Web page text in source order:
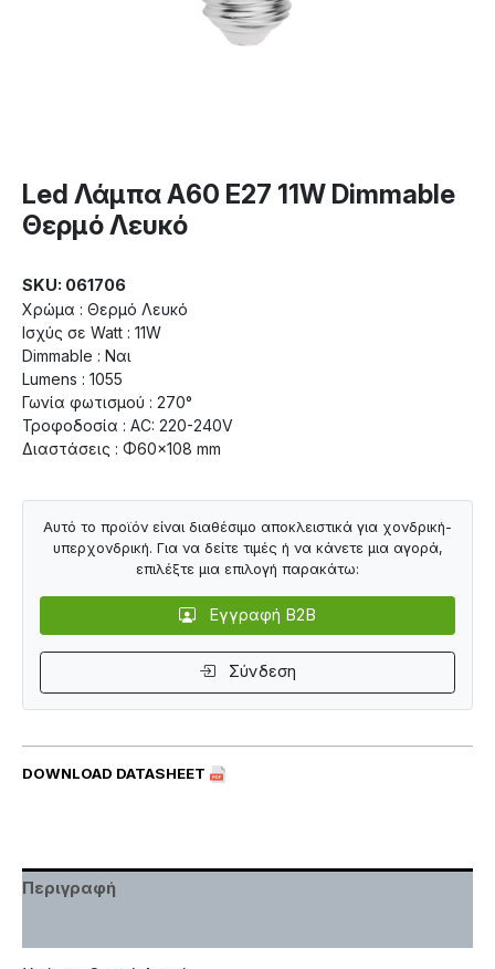
Led Λάμπα A60 E27 11W Dimmable
Θερμό Λευκό
SKU: 061706
Χρώμα : Θερμό Λευκό
Ισχύς σε Watt : 11W
Dimmable : Ναι
Lumens : 1055
Γωνία φωτισμού : 270°
Τροφοδοσία : AC: 220-240V
Διαστάσεις : Φ60×108 mm
DOWNLOAD DATASHEET
Αυτό το προϊόν είναι διαθέσιμο αποκλειστικά για χονδρική-
υπερχονδρική. Για να δείτε τιμές ή να κάνετε μια αγορά,
επιλέξτε μια επιλογή παρακάτω:
Εγγραφή B2B
Σύνδεση
Περιγραφή